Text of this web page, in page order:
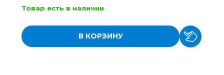
Товар есть в наличии
В КОРЗИНУ